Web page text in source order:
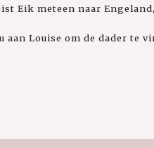
Eik meteen naar
Louise om de dader te